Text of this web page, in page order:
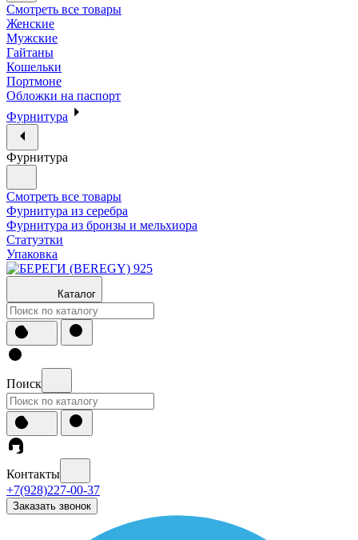
Смотреть все товары
Женские
Мужские
Гайтаны
Кошельки
Портмоне
Обложки на паспорт
Фурнитура
Фурнитура
Смотреть все товары
Фурнитура из серебра
Фурнитура из бронзы и мельхиора
Статуэтки
Упаковка
Каталог
Поиск
Контакты
+7(928)227-00-37
Заказать звонок